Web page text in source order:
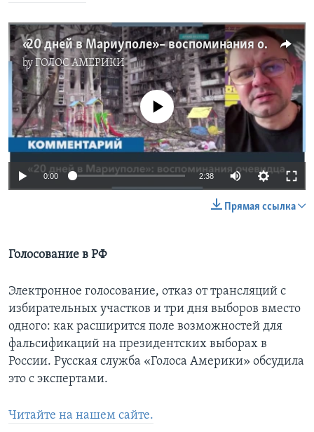
«20 дней в Мариуполе» – воспоминания очевидца
byГОЛОС АМЕРИКИ
No media source currently available
0:00 2:38
Прямая ссылка
Голосование в РФ
Электронное голосование, отказ от трансляций с
избирательных участков и три дня выборов вместо
одного: как расширится поле возможностей для
фальсификаций на президентских выборах в
России. Русская служба «Голоса Америки» обсудила
это с экспертами.
Читайте на нашем сайте.